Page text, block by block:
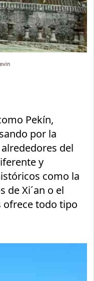
Pekín,
por la
del
y
como la
de Xi´an o el
ofrece todo tipo